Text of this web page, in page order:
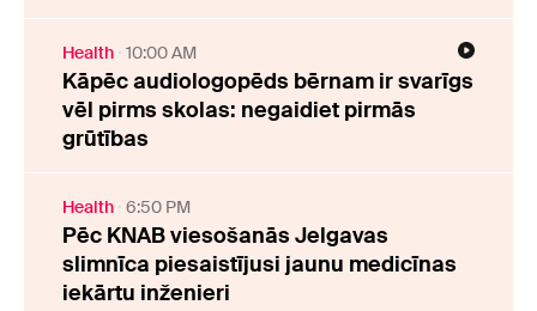
Health 10:00 AM
Kāpēc audiologopēds bērnam ir svarīgs
vēl pirms skolas: negaidiet pirmās
grūtības
Health 6:50 PM
Pēc KNAB viesošanās Jelgavas
slimnīca piesaistījusi jaunu medicīnas
iekārtu inženieri